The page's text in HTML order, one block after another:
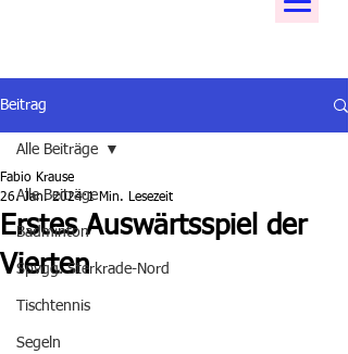
Beitrag
Alle Beiträge
Badminton
Spvgg. Sterkrade-Nord
Tischtennis
Segeln
Alle Beiträge
Erstes Auswärtsspiel der
Vierten
Fabio Krause
26. Jan. 2024 1 Min. Lesezeit